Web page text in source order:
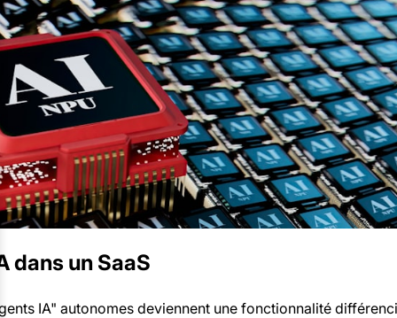
dans un SaaS
IA" autonomes deviennent une fonctionnalité